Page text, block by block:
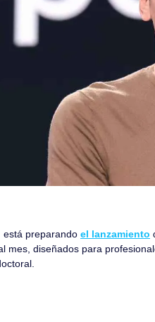
está preparando el lanzamiento
mes, diseñados para